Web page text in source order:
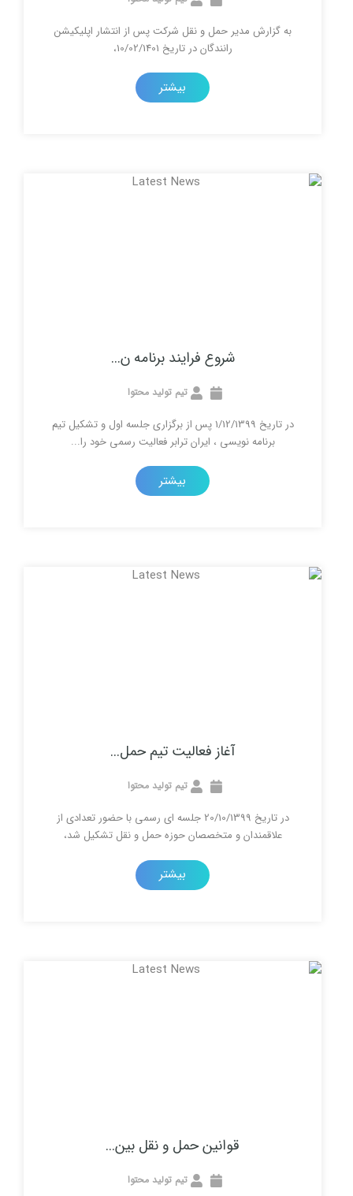
مدیر حمل و نقل شرکت پس از انتشار اپلیکیشن
شروع فرایند برنامه ن...
تیم تولید محتوا
در تاریخ 1/12/1399 پس از برگزاری جلسه اول و تشکیل تیم
نویسی ، ایران ترابر فعالیت رسمی خود را...
آغاز فعالیت تیم حمل...
تیم تولید محتوا
در تاریخ 20/10/1399 جلسه ای رسمی با حضور تعدادی از
و متخصصان حوزه حمل و نقل تشکیل شد،
قوانین حمل و نقل بین...
تیم تولید محتوا